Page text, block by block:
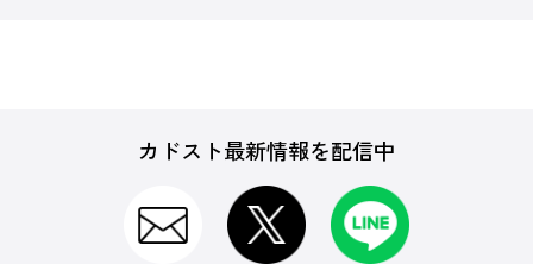
カドスト最新情報を配信中